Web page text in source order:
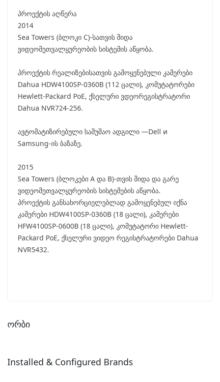
ორბი
Installed & Configured Brands
პროექტის აღწერა
2014
Sea Towers (ბლოკი С)-სათვის შიდა
ვიდეომეთვალყურეობის სისტემის აწყობა.
პროექტის რეალიზებისათვის გამოყენებული კამერები
Dahua HDW4100SP-0360B (112 ცალი), კომუტატორები
Hewlett-Packard PoE, ქსელური ვდეორეგისტრატორი
Dahua NVR724-256.
ავტომატიზირებული სამუშაო ადგილი —Dell и
Samsung-ის ბაზაზე.
2015
Sea Towers (ბლოკები А და В)-თვის შიდა და გარე
ვიდეომეთვალყურეობის სისტემების აწყობა.
პროექტის განსახორციელებლად გამოყენებულ იქნა
კამერები HDW4100SP-0360B (18 ცალი), კამერები
HFW4100SP-0600B (18 ცალი), კომუტატორი Hewlett-
Packard PoE, ქსელური ვიდეო რეგისტრატორები Dahua
NVR5432.